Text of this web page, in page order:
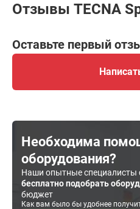
Отзывы TECNA
Оставьте первый
Необходима
оборудования?
Наши опытные специалисты
бесплатно подобрать
бюджет
Как вам было бы удобнее